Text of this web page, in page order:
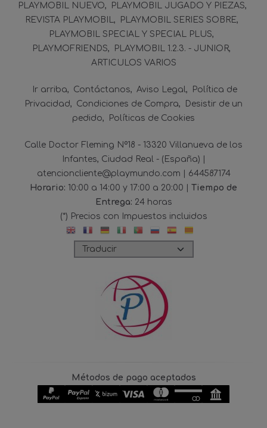
PLAYMOBIL NUEVO
PLAYMOBIL JUGADO Y PIEZAS
REVISTA PLAYMOBIL
PLAYMOBIL SERIES SOBRE
PLAYMOBIL SPECIAL Y SPECIAL PLUS
PLAYMOFRIENDS
PLAYMOBIL 1.2.3. - JUNIOR
ARTICULOS VARIOS
Ir arriba Contáctanos Aviso Legal
Política de
Privacidad
Condiciones de Compra
Desistir de un
pedido
Políticas de Cookies
Calle Doctor Fleming Nº18 - 13320 Villanueva de los
Infantes, Ciudad Real - (España) |
atencioncliente@playmundo.com | 644587174
Horario: 10:00 a 14:00 y 17:00 a 20:00 | Tiempo de
Entrega: 24 horas
(*) Precios con Impuestos incluidos
Métodos de pago aceptados